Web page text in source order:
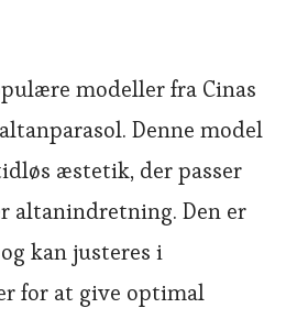
modeller fra Cinas
Denne model
æstetik, der passer
altanindretning. Den er
kan justeres i
for at give optimal